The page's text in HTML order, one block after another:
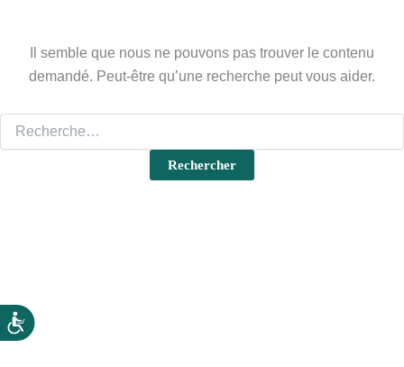
Il semble que nous ne pouvons pas trouver le contenu
demandé. Peut-être qu’une recherche peut vous aider.